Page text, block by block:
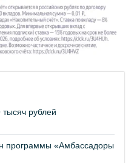
рублей
программы «Амбассадоры